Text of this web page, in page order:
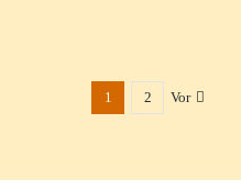
1 2 Vor